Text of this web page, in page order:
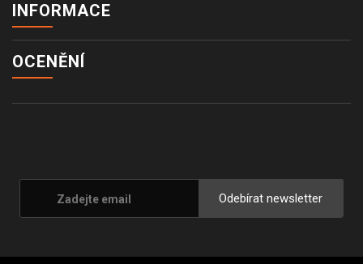
INFORMACE
OCENĚNÍ
Odebírat newsletter